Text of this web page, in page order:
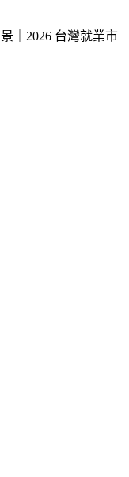
｜2026 台灣就業市